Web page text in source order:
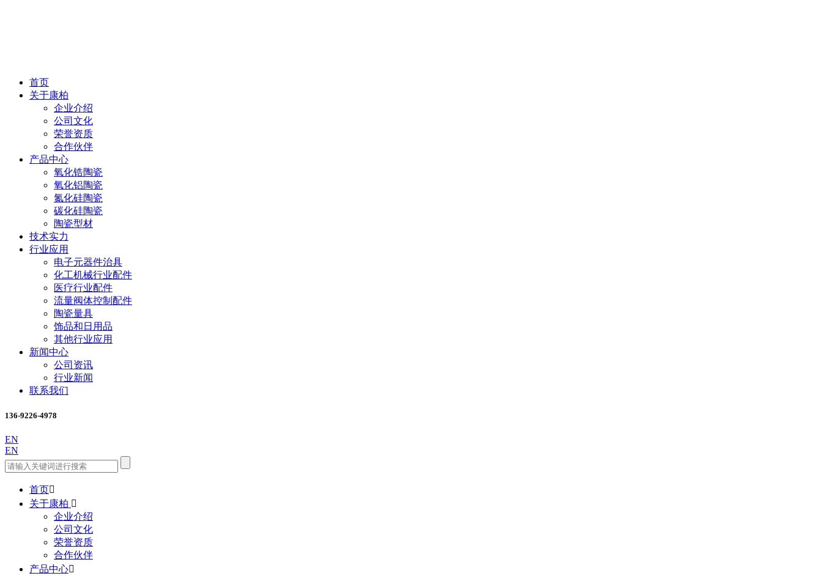
首页
关于康柏
企业介绍
公司文化
荣誉资质
合作伙伴
产品中心
氧化锆陶瓷
氧化铝陶瓷
氮化硅陶瓷
碳化硅陶瓷
陶瓷型材
技术实力
行业应用
电子元器件治具
化工机械行业配件
医疗行业配件
流量阀体控制配件
陶瓷量具
饰品和日用品
其他行业应用
新闻中心
公司资讯
行业新闻
联系我们
136-9226-4978
EN
EN
首页
关于康柏 
企业介绍
公司文化
荣誉资质
合作伙伴
产品中心